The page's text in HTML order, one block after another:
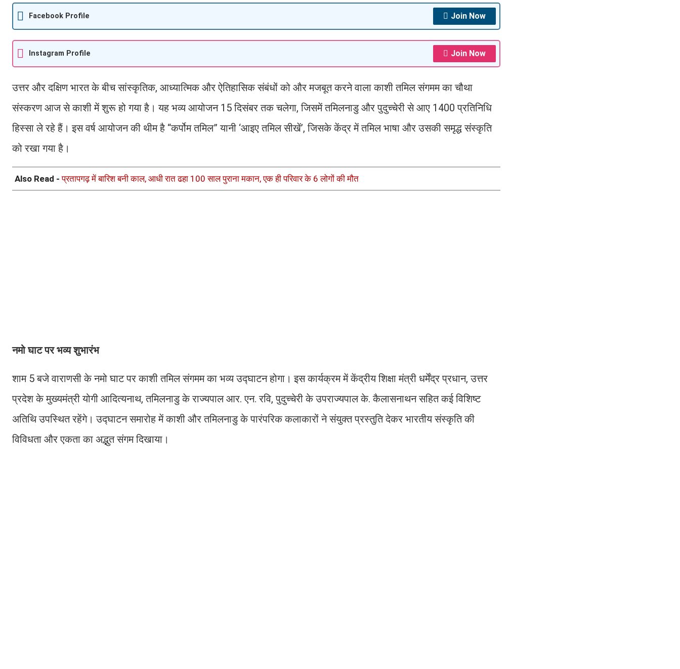
Facebook Profile Join Now
Instagram Profile Join Now
उत्तर और दक्षिण भारत के बीच सांस्कृतिक, आध्यात्मिक और ऐतिहासिक संबंधों को और मजबूत करने वाला काशी तमिल संगमम का चौथा
संस्करण आज से काशी में शुरू हो गया है। यह भव्य आयोजन 15 दिसंबर तक चलेगा, जिसमें तमिलनाडु और पुदुच्चेरी से आए 1400 प्रतिनिधि
हिस्सा ले रहे हैं। इस वर्ष आयोजन की थीम है “कर्पोम तमिल” यानी ‘आइए तमिल सीखें’, जिसके केंद्र में तमिल भाषा और उसकी समृद्ध संस्कृति
को रखा गया है।
Also Read -प्रतापगढ़ में बारिश बनी काल, आधी रात ढहा 100 साल पुराना मकान, एक ही परिवार के 6 लोगों की मौत
नमो घाट पर भव्य शुभारंभ
शाम 5 बजे वाराणसी के नमो घाट पर काशी तमिल संगमम का भव्य उद्घाटन होगा। इस कार्यक्रम में केंद्रीय शिक्षा मंत्री धर्मेंद्र प्रधान, उत्तर
प्रदेश के मुख्यमंत्री योगी आदित्यनाथ, तमिलनाडु के राज्यपाल आर. एन. रवि, पुदुच्चेरी के उपराज्यपाल के. कैलासनाथन सहित कई विशिष्ट
अतिथि उपस्थित रहेंगे। उद्घाटन समारोह में काशी और तमिलनाडु के पारंपरिक कलाकारों ने संयुक्त प्रस्तुति देकर भारतीय संस्कृति की
विविधता और एकता का अद्भुत संगम दिखाया।